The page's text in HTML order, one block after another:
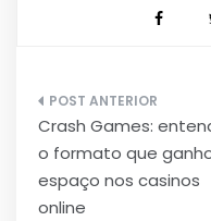
Navegação
de
Post
Crash Games:
o formato que
espaço nos casinos
online